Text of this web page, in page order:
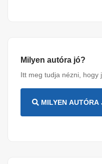
Milyen autóra jó?
Itt meg tudja nézni, hogy
MILYEN AUTÓRA